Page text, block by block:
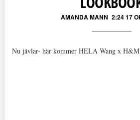
AMANDA MANN 2:24 17
Nu jävlar- här kommer HELA Wang x